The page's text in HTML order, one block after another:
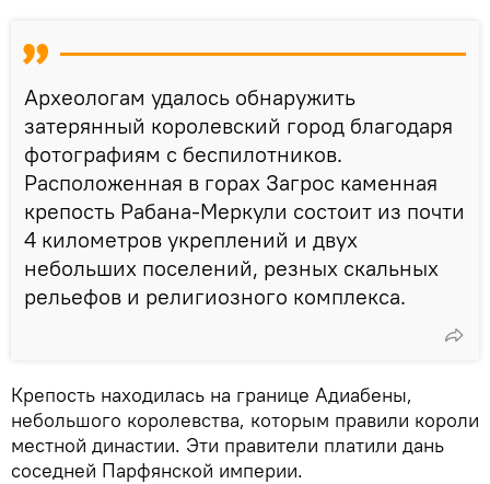
Археологам удалось обнаружить
затерянный королевский город благодаря
фотографиям с беспилотников.
Расположенная в горах Загрос каменная
крепость Рабана-Меркули состоит из почти
4 километров укреплений и двух
небольших поселений, резных скальных
рельефов и религиозного комплекса.
Крепость находилась на границе Адиабены,
небольшого королевства, которым правили короли
местной династии. Эти правители платили дань
соседней Парфянской империи.